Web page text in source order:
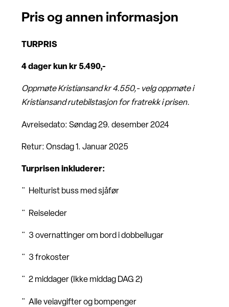
Pris og annen informasjon
TURPRIS
4 dager kun kr 5.490,-
Oppmøte Kristiansand kr 4.550,- velg oppmøte i
Kristiansand rutebilstasjon for fratrekk i prisen.
Avreisedato: Søndag 29. desember 2024
Retur: Onsdag 1. Januar 2025
Turprisen inkluderer:
¨ Helturist buss med sjåfør
¨ Reiseleder
¨ 3 overnattinger om bord i dobbellugar
¨ 3 frokoster
¨ 2 middager (Ikke middag DAG 2)
¨ Alle veiavgifter og bompenger